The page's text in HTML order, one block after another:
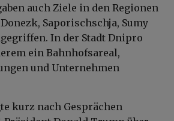
auch Ziele in den Regionen
Saporischschja, Sumy
In der Stadt Dnipro
ein Bahnhofsareal,
und Unternehmen
kurz nach Gesprächen